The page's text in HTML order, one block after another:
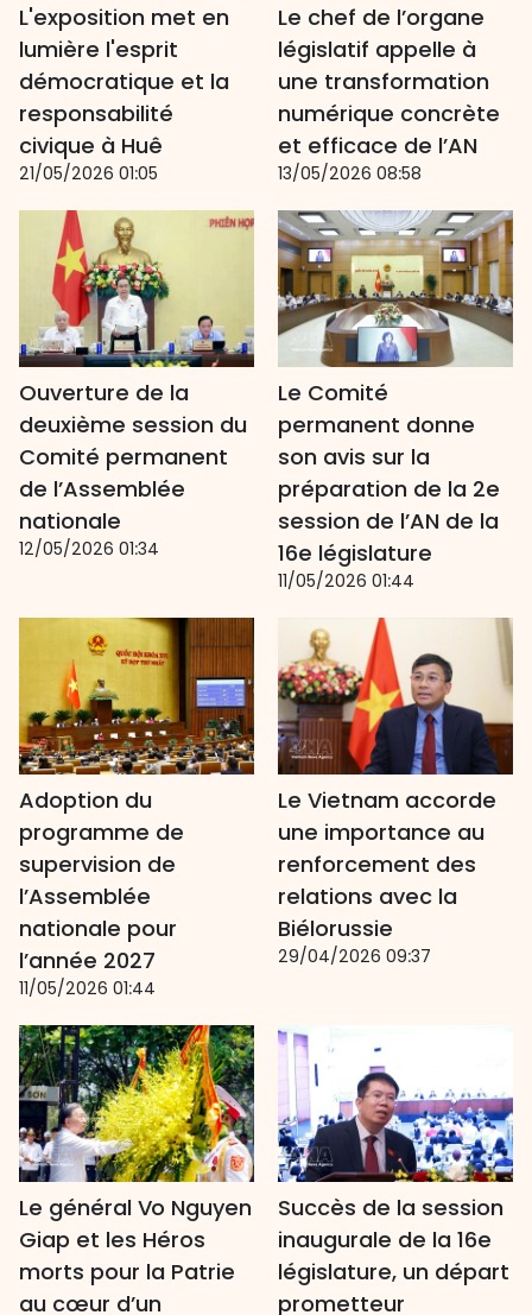
L'exposition met en
lumière l'esprit
démocratique et la
responsabilité
civique à Huê
21/05/2026 01:05
Le chef de l’organe
législatif appelle à
une transformation
numérique concrète
et efficace de l’AN
13/05/2026 08:58
Ouverture de la
deuxième session du
Comité permanent
de l’Assemblée
nationale
12/05/2026 01:34
Le Comité
permanent donne
son avis sur la
préparation de la 2e
session de l’AN de la
16e législature
11/05/2026 01:44
Adoption du
programme de
supervision de
l’Assemblée
nationale pour
l’année 2027
11/05/2026 01:44
Le Vietnam accorde
une importance au
renforcement des
relations avec la
Biélorussie
29/04/2026 09:37
Le général Vo Nguyen
Giap et les Héros
morts pour la Patrie
au cœur d’un
Succès de la session
inaugurale de la 16e
législature, un départ
prometteur